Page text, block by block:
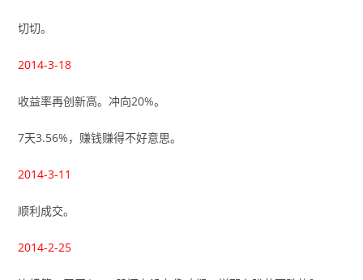
切切。
2014-3-18
收益率再创新高。冲向20%。
7天3.56%，赚钱赚得不好意思。
2014-3-11
顺利成交。
2014-2-25